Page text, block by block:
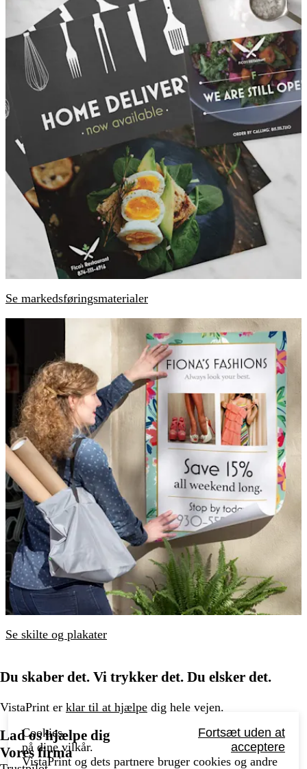
Se markedsføringsmaterialer
Se skilte og plakater
Du skaber det. Vi trykker det. Du elsker det.
VistaPrint er klar til at hjælpe dig hele vejen.
Lad os hjælpe dig
Vores firma
Cookies,
på dine vilkår.
Fortsæt uden at
acceptere
VistaPrint og dets partnere bruger cookies og andre